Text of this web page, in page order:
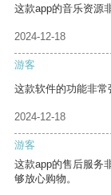
这款app的音乐资源
2024-12-18
游客
这款软件的功能非常
2024-12-18
游客
这款app的售后服务
够放心购物。